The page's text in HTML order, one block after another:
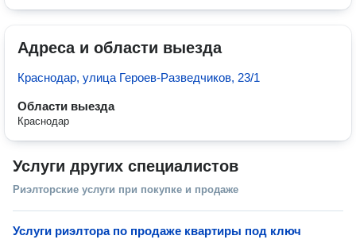
Адреса и области выезда
Краснодар, улица Героев-Разведчиков, 23/1
Области выезда
Краснодар
Услуги других специалистов
Риэлторские услуги при покупке и продаже
Услуги риэлтора по продаже квартиры под ключ